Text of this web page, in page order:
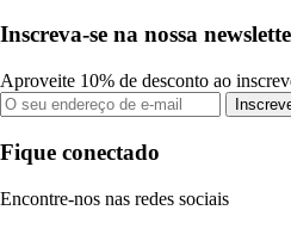
Inscreva-se na nossa
Aproveite 10% de desconto ao
Fique conectado
Encontre-nos nas redes sociais